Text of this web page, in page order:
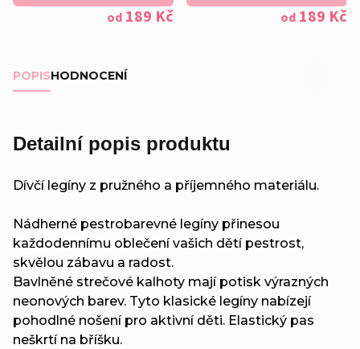
od 189 Kč od 189 Kč
POPISHODNOCENÍ
Detailní popis produktu
Dívčí legíny z pružného a příjemného materiálu.
Nádherné pestrobarevné legíny přinesou
každodennímu oblečení vašich dětí pestrost,
skvělou zábavu a radost.
Bavlněné strečové kalhoty mají potisk výrazných
neonových barev. Tyto klasické legíny nabízejí
pohodlné nošení pro aktivní děti. Elastický pas
neškrtí na bříšku.